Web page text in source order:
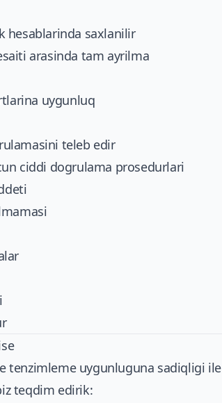
hesablarinda saxlanilir
arasinda tam ayrilma
uygunluq
teleb edir
ciddi dogrulama prosedurlari
tenzimleme uygunluguna sadiqligi
teqdim edirik: